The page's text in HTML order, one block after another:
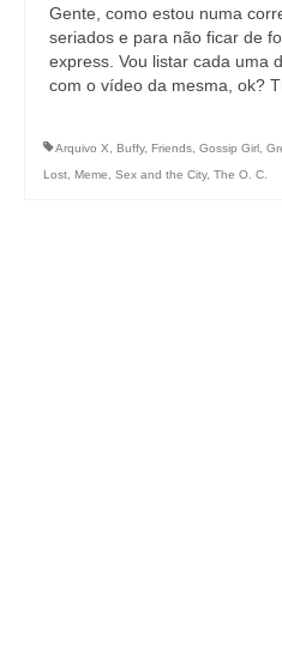
Gente, como estou numa
seriados e para não ficar de
express. Vou listar cada uma
com o vídeo da mesma, ok?
Arquivo X, Buffy, Friends, Gossip Girl,
Lost, Meme, Sex and the City, The O. C.